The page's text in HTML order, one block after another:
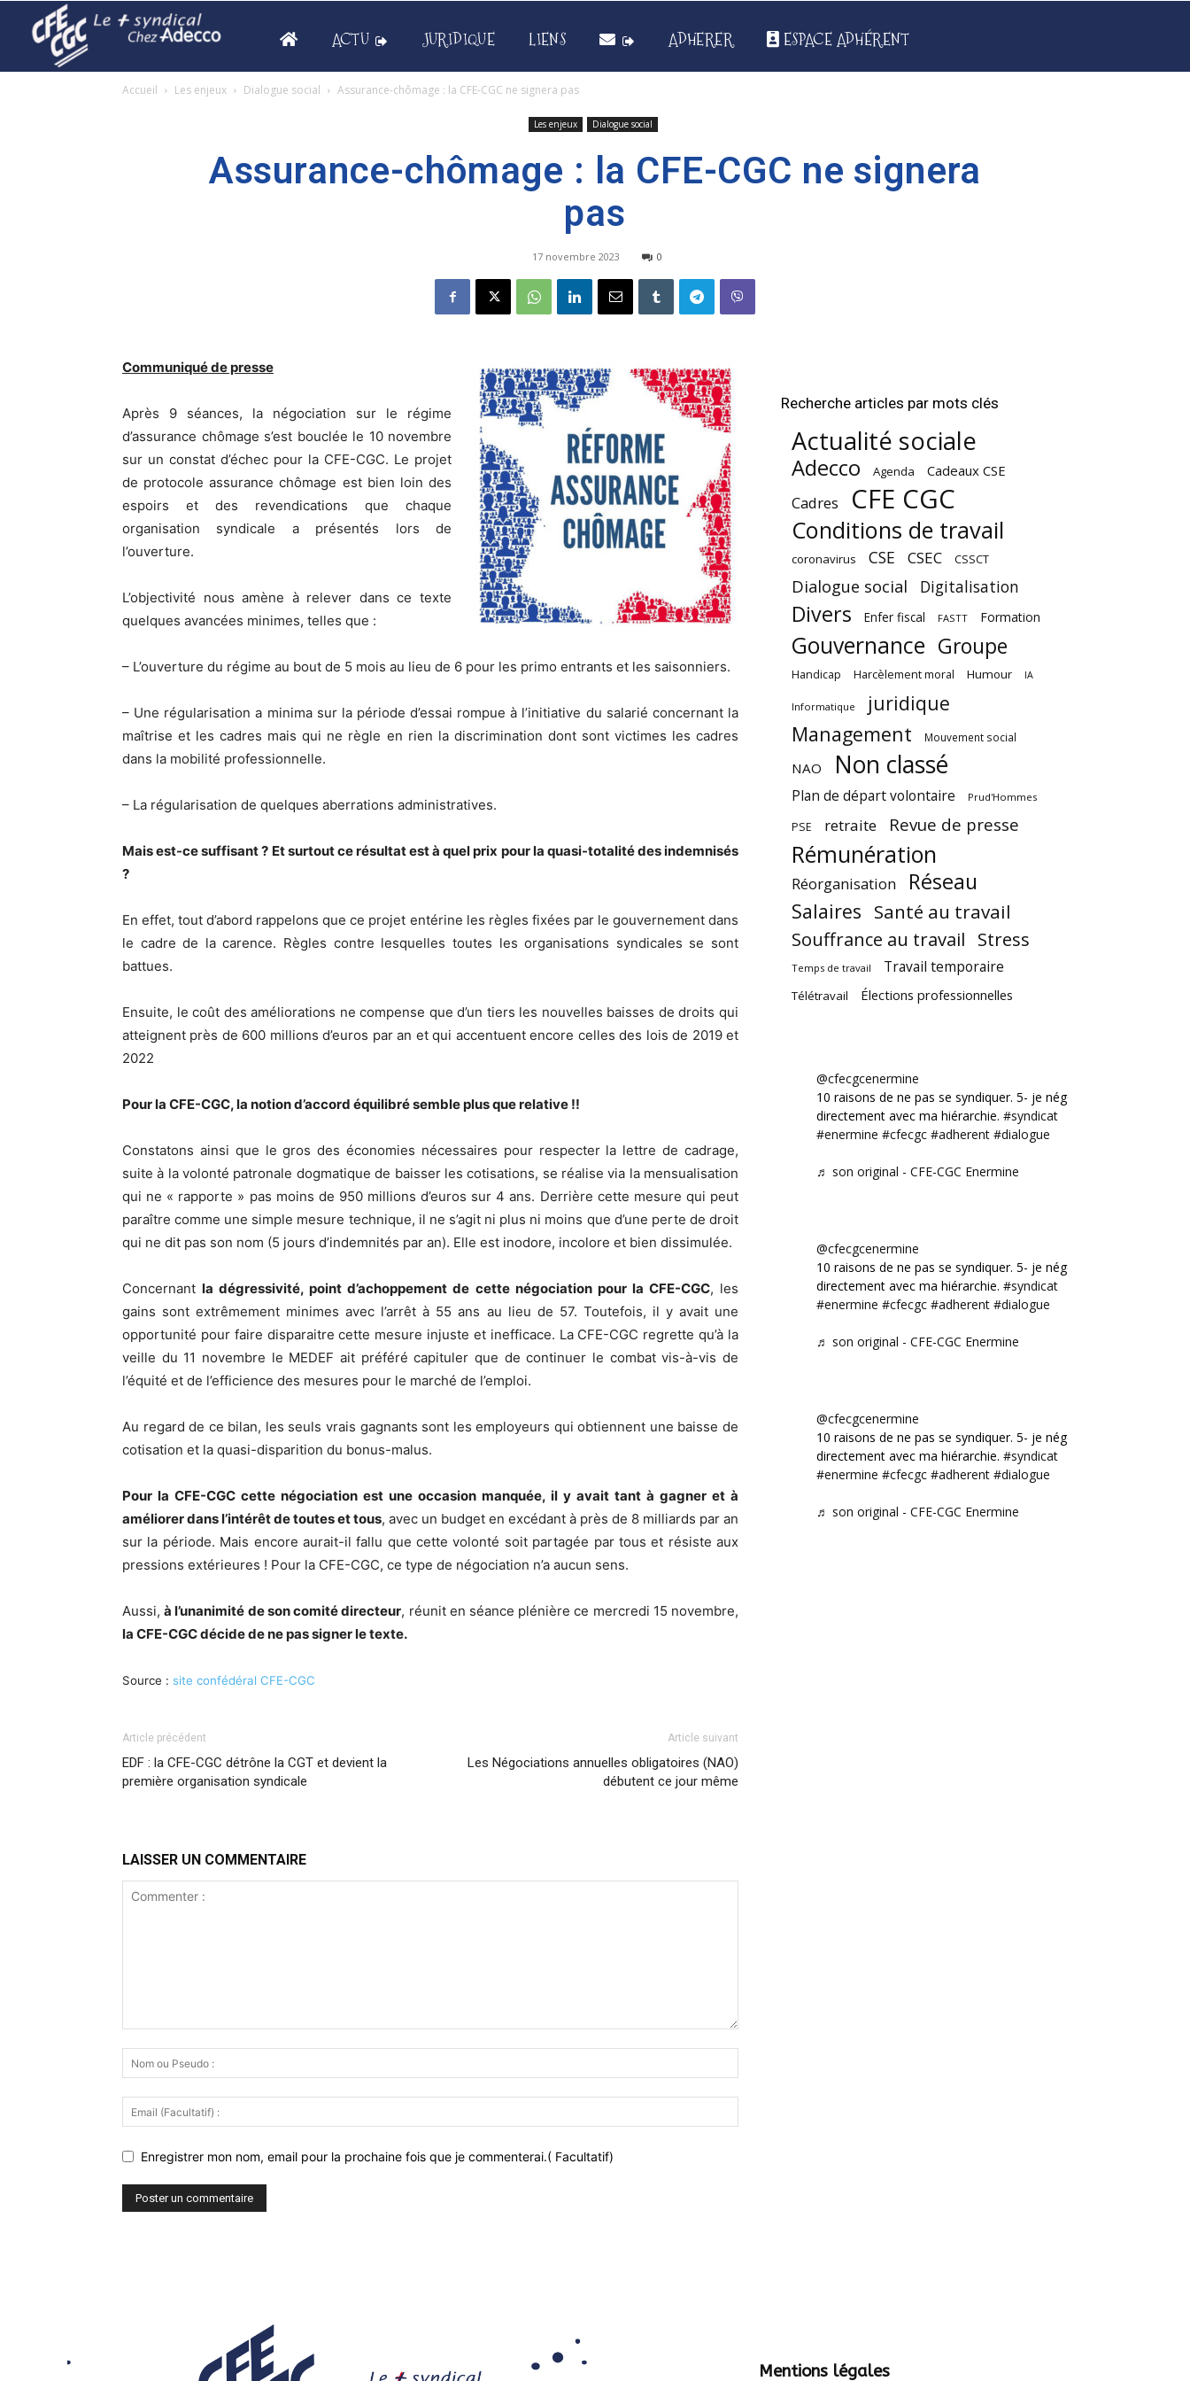
ACTU JURIDIQUE LIENS ADHERER ESPACE ADHÉRENT
Accueil Les enjeux Dialogue social Assurance-chômage : la CFE-CGC ne signera pas
Les enjeux Dialogue social
Assurance-chômage : la CFE-CGC ne signera
pas
17 novembre 2023 0
Communiqué de presse
Après 9 séances, la négociation sur le régime
d’assurance chômage s’est bouclée le 10 novembre
sur un constat d’échec pour la CFE-CGC. Le projet
de protocole assurance chômage est bien loin des
espoirs et des revendications que chaque
organisation syndicale a présentés lors de
l’ouverture.
L’objectivité nous amène à relever dans ce texte
quelques avancées minimes, telles que :
– L’ouverture du régime au bout de 5 mois au lieu de 6 pour les primo entrants et les saisonniers.
– Une régularisation a minima sur la période d’essai rompue à l’initiative du salarié concernant la
maîtrise et les cadres mais qui ne règle en rien la discrimination dont sont victimes les cadres
dans la mobilité professionnelle.
– La régularisation de quelques aberrations administratives.
Mais est-ce suffisant ? Et surtout ce résultat est à quel prix pour la quasi-totalité des indemnisés
?
En effet, tout d’abord rappelons que ce projet entérine les règles fixées par le gouvernement dans
le cadre de la carence. Règles contre lesquelles toutes les organisations syndicales se sont
battues.
Ensuite, le coût des améliorations ne compense que d’un tiers les nouvelles baisses de droits qui
atteignent près de 600 millions d’euros par an et qui accentuent encore celles des lois de 2019 et
2022
Pour la CFE-CGC, la notion d’accord équilibré semble plus que relative !!
Constatons ainsi que le gros des économies nécessaires pour respecter la lettre de cadrage,
suite à la volonté patronale dogmatique de baisser les cotisations, se réalise via la mensualisation
qui ne « rapporte » pas moins de 950 millions d’euros sur 4 ans. Derrière cette mesure qui peut
paraître comme une simple mesure technique, il ne s’agit ni plus ni moins que d’une perte de droit
qui ne dit pas son nom (5 jours d’indemnités par an). Elle est inodore, incolore et bien dissimulée.
Concernantla dégressivité, point d’achoppement de cette négociation pour la CFE-CGC, les
gains sont extrêmement minimes avec l’arrêt à 55 ans au lieu de 57. Toutefois, il y avait une
opportunité pour faire disparaitre cette mesure injuste et inefficace. La CFE-CGC regrette qu’à la
veille du 11 novembre le MEDEF ait préféré capituler que de continuer le combat vis-à-vis de
l’équité et de l’efficience des mesures pour le marché de l’emploi.
Au regard de ce bilan, les seuls vrais gagnants sont les employeurs qui obtiennent une baisse de
cotisation et la quasi-disparition du bonus-malus.
Pour la CFE-CGC cette négociation est une occasion manquée, il y avait tant à gagner et à
améliorer dans l’intérêt de toutes et tous, avec un budget en excédant à près de 8 milliards par an
sur la période. Mais encore aurait-il fallu que cette volonté soit partagée par tous et résiste aux
pressions extérieures ! Pour la CFE-CGC, ce type de négociation n’a aucun sens.
Aussi,à l’unanimité de son comité directeur, réunit en séance plénière ce mercredi 15 novembre,
la CFE-CGC décide de ne pas signer le texte.
Source : site confédéral CFE-CGC
Article précédent
EDF : la CFE-CGC détrône la CGT et devient la
première organisation syndicale
Article suivant
Les Négociations annuelles obligatoires (NAO)
débutent ce jour même
LAISSER UN COMMENTAIRE
Enregistrer mon nom, email pour la prochaine fois que je commenterai.( Facultatif)
Recherche articles par mots clés
Actualité sociale
Adecco Agenda Cadeaux CSE
Cadres CFE CGC
Conditions de travail
coronavirus CSE CSEC CSSCT
Dialogue social Digitalisation
Divers Enfer fiscal FASTT Formation
Gouvernance Groupe
Handicap Harcèlement moral Humour IA
Informatique
juridique
Management
Mouvement social
NAO Non classé
Plan de départ volontaire Prud'Hommes
PSE retraite Revue de presse
Rémunération
Réorganisation Réseau
Salaires Santé au travail
Souffrance au travail Stress
Temps de travail Travail temporaire
Télétravail Élections professionnelles
@cfecgcenermine
10 raisons de ne pas se syndiquer. 5- je négocie
directement avec ma hiérarchie. #syndicat
#enermine #cfecgc #adherent #dialogue
♬ son original - CFE-CGC Enermine
@cfecgcenermine
10 raisons de ne pas se syndiquer. 5- je négocie
directement avec ma hiérarchie. #syndicat
#enermine #cfecgc #adherent #dialogue
♬ son original - CFE-CGC Enermine
@cfecgcenermine
10 raisons de ne pas se syndiquer. 5- je négocie
directement avec ma hiérarchie. #syndicat
#enermine #cfecgc #adherent #dialogue
♬ son original - CFE-CGC Enermine
Mentions légales